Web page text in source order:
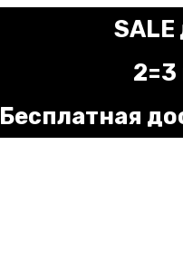
SALE
2=3
Бесплатная